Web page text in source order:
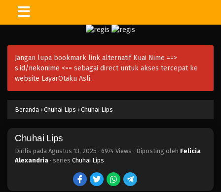
Jangan lupa bookmark link alternatif Kuai Nime ==>
s.id/nekonime <== sebagai direct untuk akses tercepat ke
website LayarOtaku Asli.
Beranda › Chuhai Lips › Chuhai Lips
Chuhai Lips
Dirilis pada Agustus 13, 2025 · 6974 Views · Diposting oleh Felicia
Alexandria · series Chuhai Lips